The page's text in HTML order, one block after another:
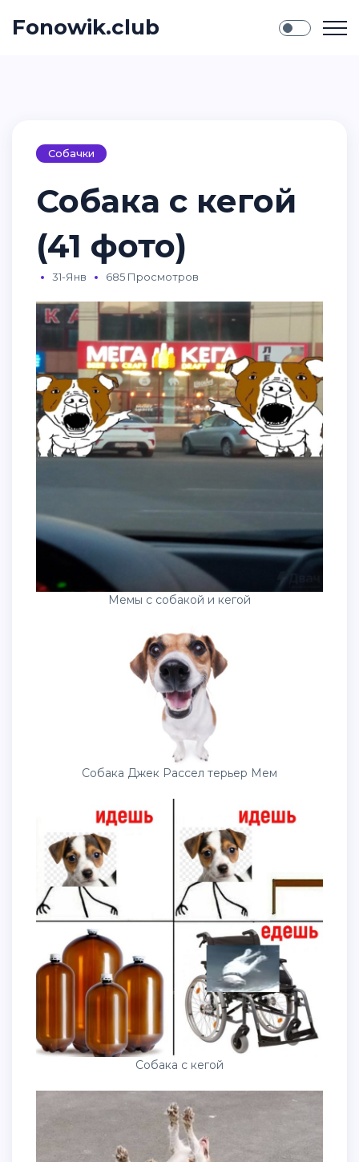
Fonowik.club
Собачки
Собака с кегой
(41 фото)
31-Янв 685 Просмотров
Мемы с собакой и кегой
Собака Джек Рассел терьер Мем
Собака с кегой